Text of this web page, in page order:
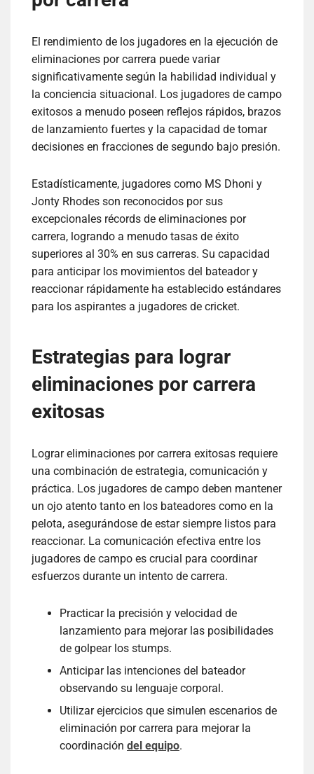
El rendimiento de los jugadores en la ejecución de
eliminaciones por carrera puede variar
significativamente según la habilidad individual y
la conciencia situacional. Los jugadores de campo
exitosos a menudo poseen reflejos rápidos, brazos
de lanzamiento fuertes y la capacidad de tomar
decisiones en fracciones de segundo bajo presión.
Estadísticamente, jugadores como MS Dhoni y
Jonty Rhodes son reconocidos por sus
excepcionales récords de eliminaciones por
carrera, logrando a menudo tasas de éxito
superiores al 30% en sus carreras. Su capacidad
para anticipar los movimientos del bateador y
reaccionar rápidamente ha establecido estándares
para los aspirantes a jugadores de cricket.
Estrategias para lograr
eliminaciones por carrera
exitosas
Lograr eliminaciones por carrera exitosas requiere
una combinación de estrategia, comunicación y
práctica. Los jugadores de campo deben mantener
un ojo atento tanto en los bateadores como en la
pelota, asegurándose de estar siempre listos para
reaccionar. La comunicación efectiva entre los
jugadores de campo es crucial para coordinar
esfuerzos durante un intento de carrera.
Practicar la precisión y velocidad de
lanzamiento para mejorar las posibilidades
de golpear los stumps.
Anticipar las intenciones del bateador
observando su lenguaje corporal.
Utilizar ejercicios que simulen escenarios de
eliminación por carrera para mejorar la
coordinación del equipo.